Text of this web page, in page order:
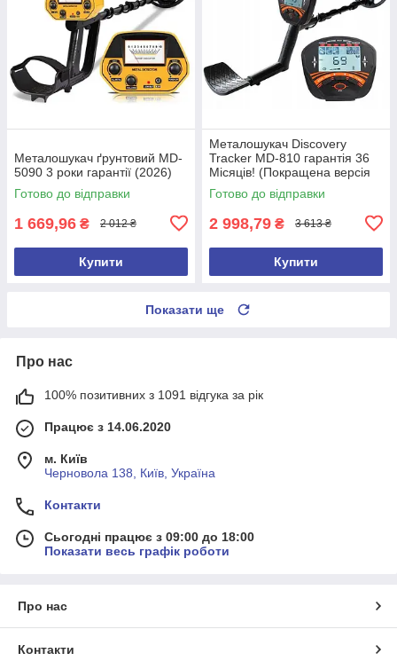
Металошукач ґрунтовий MD-
5090 3 роки гарантії (2026)
Готово до відправки
1 669,96 ₴ 2 012 ₴
Купити
Металошукач Discovery
Tracker MD-810 гарантія 36
Місяців! (Покращена версія
2026 року)
Готово до відправки
2 998,79 ₴ 3 613 ₴
Купити
Показати ще
Про нас
100% позитивних з 1091 відгука за рік
Працює з 14.06.2020
м. Київ
Черновола 138, Київ, Україна
Контакти
Сьогодні працює з 09:00 до 18:00
Показати весь графік роботи
Про нас
Контакти